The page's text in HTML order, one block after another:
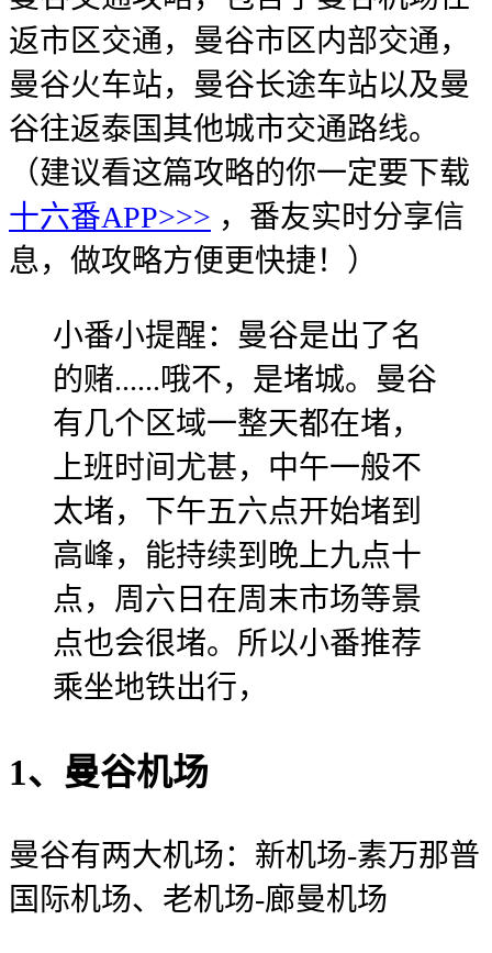
返市区交通，曼谷市区内部交通，
曼谷火车站，曼谷长途车站以及曼
谷往返泰国其他城市交通路线。
（建议看这篇攻略的你一定要下载
十六番APP>>> ，番友实时分享信
息，做攻略方便更快捷！）
小番小提醒：曼谷是出了名
的赌......哦不，是堵城。曼谷
有几个区域一整天都在堵，
上班时间尤甚，中午一般不
太堵，下午五六点开始堵到
高峰，能持续到晚上九点十
点，周六日在周末市场等景
点也会很堵。所以小番推荐
乘坐地铁出行，
1、曼谷机场
曼谷有两大机场：新机场-素万那普
国际机场、老机场-廊曼机场